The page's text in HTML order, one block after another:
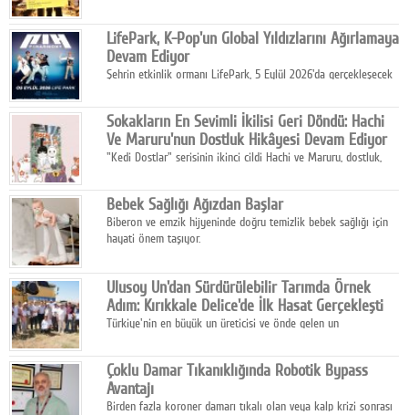
gösteriyor.
LifePark, K-Pop'un Global Yıldızlarını Ağırlamaya
Devam Ediyor
Şehrin etkinlik ormanı LifePark, 5 Eylül 2026'da gerçekleşecek
haritasında önemli bir destinasyon haline getirmeye
hazırlanıyor.
Sokakların En Sevimli İkilisi Geri Döndü: Hachi
Ve Maruru'nun Dostluk Hikâyesi Devam Ediyor
"Kedi Dostlar" serisinin ikinci cildi Hachi ve Maruru, dostluk,
mevsiminin zorlu koşulları eşliğinde anlatıyor.
Bebek Sağlığı Ağızdan Başlar
Biberon ve emzik hijyeninde doğru temizlik bebek sağlığı için
hayati önem taşıyor.
Ulusoy Un'dan Sürdürülebilir Tarımda Örnek
Adım: Kırıkkale Delice'de İlk Hasat Gerçekleşti
Türkiye'nin en büyük un üreticisi ve önde gelen un
yürüttüğü iyi tarım ve onarıcı tarım uygulamalarının ilk hasadını
gerçekleştirdi.
Çoklu Damar Tıkanıklığında Robotik Bypass
Avantajı
Birden fazla koroner damarı tıkalı olan veya kalp krizi sonrası